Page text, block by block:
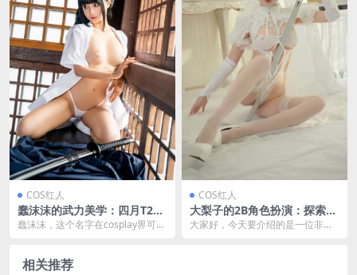
COS红人
蠢沫沫的武力美学：四月T2订
阅2《武》[65P-1.32G]
蠢沫沫，这个名字在cosplay界可谓
COS红人
大梨子的2B角色扮演：探索一
米八的cosplay世界[24P-102
大家好，今天要介绍的是一位非常
相关推荐